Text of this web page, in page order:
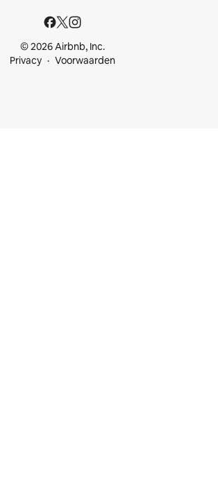
© 2026 Airbnb, Inc.
Privacy
Voorwaarden